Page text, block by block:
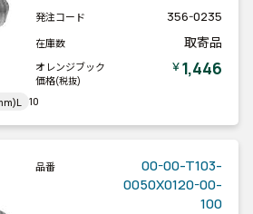
発注コード 356-0235
在庫数 取寄品
オレンジブック
価格(税抜)
￥1,446
10
品番
00-00-T103-
0050X0120-00-
100